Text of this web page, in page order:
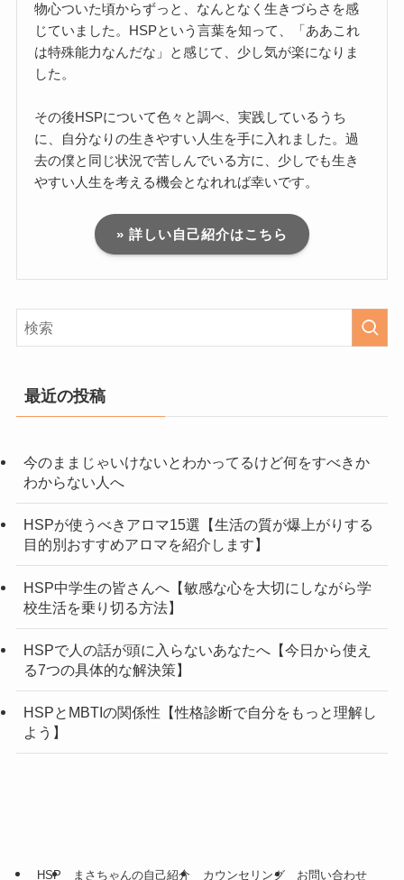
物心ついた頃からずっと、なんとなく生きづらさを感
じていました。HSPという言葉を知って、「ああこれ
は特殊能力なんだな」と感じて、少し気が楽になりま
した。
その後HSPについて色々と調べ、実践しているうち
に、自分なりの生きやすい人生を手に入れました。過
去の僕と同じ状況で苦しんでいる方に、少しでも生き
やすい人生を考える機会となれれば幸いです。
» 詳しい自己紹介はこちら
最近の投稿
今のままじゃいけないとわかってるけど何をすべきか
わからない人へ
HSPが使うべきアロマ15選【生活の質が爆上がりする
目的別おすすめアロマを紹介します】
HSP中学生の皆さんへ【敏感な心を大切にしながら学
校生活を乗り切る方法】
HSPで人の話が頭に入らないあなたへ【今日から使え
る7つの具体的な解決策】
HSPとMBTIの関係性【性格診断で自分をもっと理解し
よう】
HSP まさちゃんの自己紹介 カウンセリング お問い合わせ